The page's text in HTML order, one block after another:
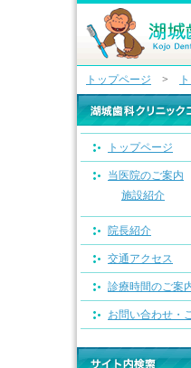
トップページ >
トップページ
当医院のご案内
施設紹介
院長紹介
交通アクセス
診療時間のご案
お問い合わせ・